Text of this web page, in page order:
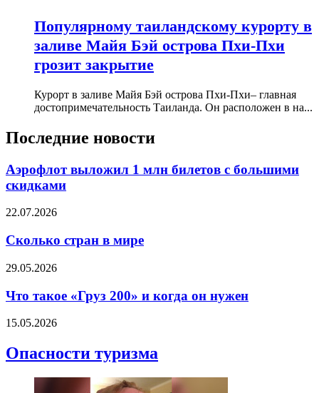
Популярному таиландскому курорту в
заливе Майя Бэй острова Пхи-Пхи
грозит закрытие
Курорт в заливе Майя Бэй острова Пхи-Пхи– главная
достопримечательность Таиланда. Он расположен в на...
Последние новости
Аэрофлот выложил 1 млн билетов с большими
скидками
22.07.2026
Сколько стран в мире
29.05.2026
Что такое «Груз 200» и когда он нужен
15.05.2026
Опасности туризма